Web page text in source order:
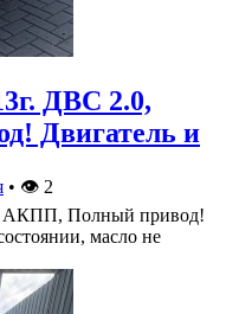
ДВС 2.0,
Двигатель и
• 👁 2
АКПП, Полный привод!
масло не